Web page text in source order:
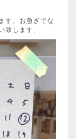
す。お急ぎでな
致します。